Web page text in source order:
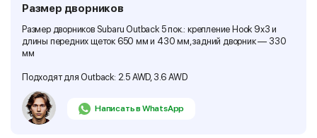
Размер дворников
Размер дворников Subaru Outback 5 пок.: крепление Hook 9x3 и
длины передних щеток 650 мм и 430 мм, задний дворник — 330
мм
Подходят для Outback: 2.5 AWD, 3.6 AWD
Написать в WhatsApp